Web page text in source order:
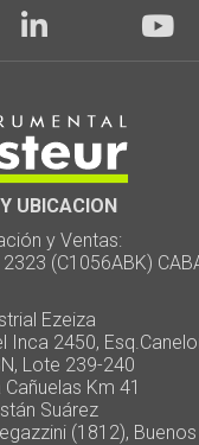
UBICACION
y Ventas:
(C1056ABK)
Ezeiza
2450,
Lote 239-240
Km 41
Suárez
(1812), Buenos